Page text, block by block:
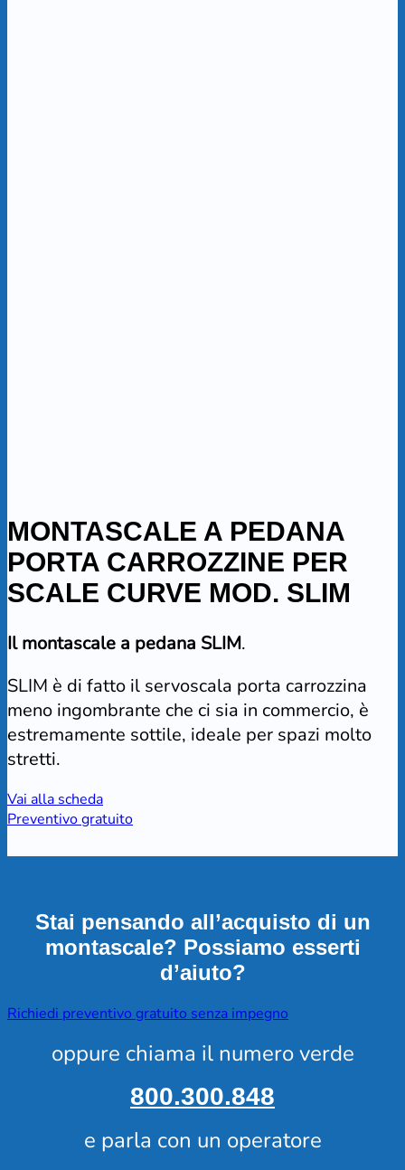
MONTASCALE A PEDANA
PORTA CARROZZINE PER
SCALE CURVE MOD. SLIM
Il montascale a pedana SLIM.
SLIM è di fatto il servoscala porta carrozzina
meno ingombrante che ci sia in commercio, è
estremamente sottile, ideale per spazi molto
stretti.
Vai alla scheda
Preventivo gratuito
Stai pensando all’acquisto di un
montascale? Possiamo esserti
d’aiuto?
Richiedi preventivo gratuito senza impegno
oppure chiama il numero verde
800.300.848
e parla con un operatore